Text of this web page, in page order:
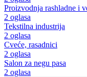
Proizvodnja rashladne i
2 oglasa
Tekstilna industrija
2 oglasa
Cveće, rasadnici
2 oglasa
Salon za negu pasa
2 oglasa